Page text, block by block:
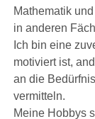
Mathematik
in anderen
Ich bin eine
motiviert ist,
an die
vermitteln.
Meine Hobbys